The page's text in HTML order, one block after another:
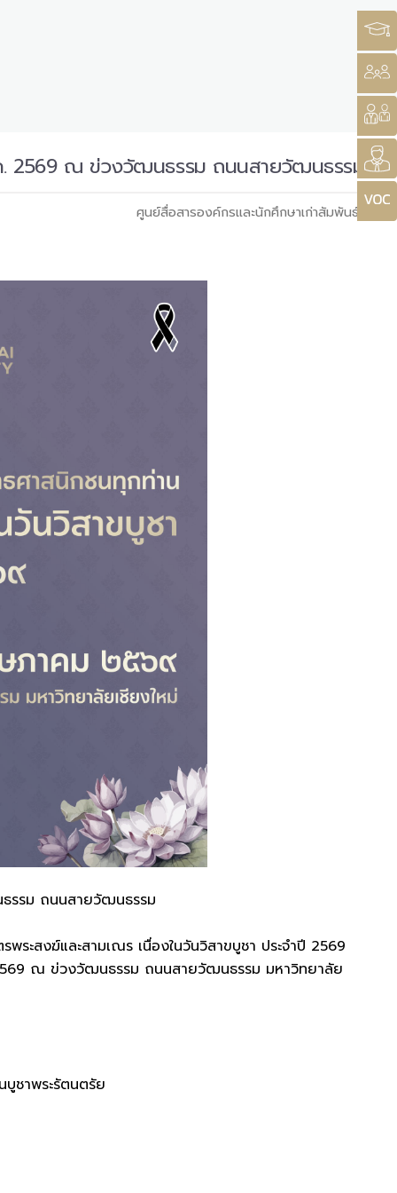
. 2569 ณ ข่วงวัฒนธรรม ถนนสายวัฒนธรรม
ศูนย์สื่อสารองค์กรและนักศึกษาเก่าสัมพันธ์
รรม ถนนสายวัฒนธรรม
ะสงฆ์และสามเณร เนื่องในวันวิสาขบูชา ประจำปี 2569
ณ ข่วงวัฒนธรรม ถนนสายวัฒนธรรม มหาวิทยาลัย
บูชาพระรัตนตรัย